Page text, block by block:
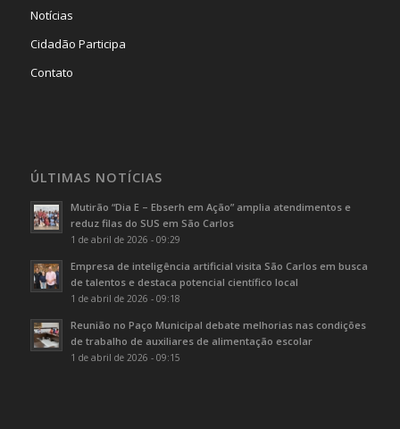
Notícias
Cidadão Participa
Contato
ÚLTIMAS NOTÍCIAS
Mutirão “Dia E – Ebserh em Ação” amplia atendimentos e
reduz filas do SUS em São Carlos
1 de abril de 2026 - 09:29
Empresa de inteligência artificial visita São Carlos em busca
de talentos e destaca potencial científico local
1 de abril de 2026 - 09:18
Reunião no Paço Municipal debate melhorias nas condições
de trabalho de auxiliares de alimentação escolar
1 de abril de 2026 - 09:15